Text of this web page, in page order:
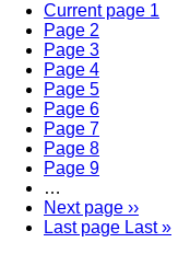
Current page 1
Page 2
Page 3
Page 4
Page 5
Page 6
Page 7
Page 8
Page 9
…
Next page ››
Last page Last »